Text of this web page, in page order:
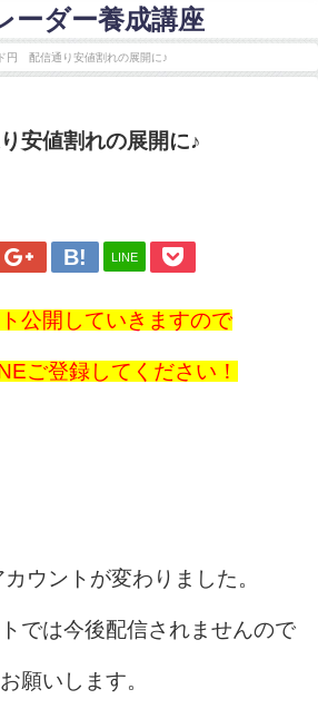
ーダー養成講座
円 配信通り安値割れの展開に♪
安値割れの展開に♪
LINE
公開していきますので
ご登録してください！
ウントが変わりました。
では今後配信されませんので
願いします。